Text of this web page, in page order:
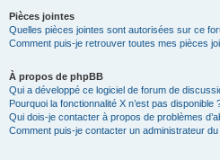
Pièces jointes
Quelles pièces jointes sont autorisées sur ce
Comment puis-je retrouver toutes mes pièces
À propos de phpBB
Qui a développé ce logiciel de forum de
Pourquoi la fonctionnalité X n’est pas disponible
Qui dois-je contacter à propos de problèmes
Comment puis-je contacter un administrateur